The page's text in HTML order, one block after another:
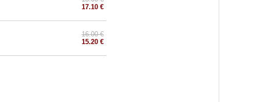
17.10 €
16.00 €
15.20 €